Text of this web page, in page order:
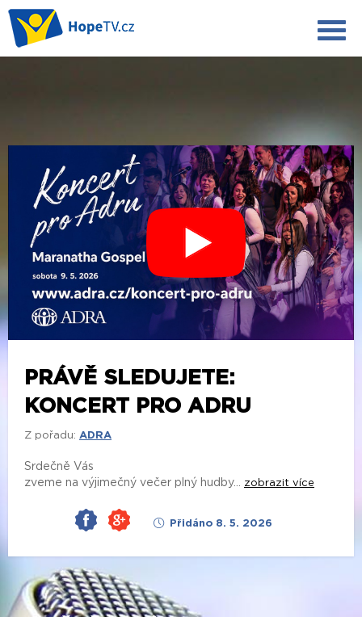
PRÁVĚ SLEDUJETE:
KONCERT PRO ADRU
Z pořadu: ADRA
Srdečně Vás
zveme na výjimečný večer plný hudby...
zobrazit více
Přidáno 8. 5. 2026